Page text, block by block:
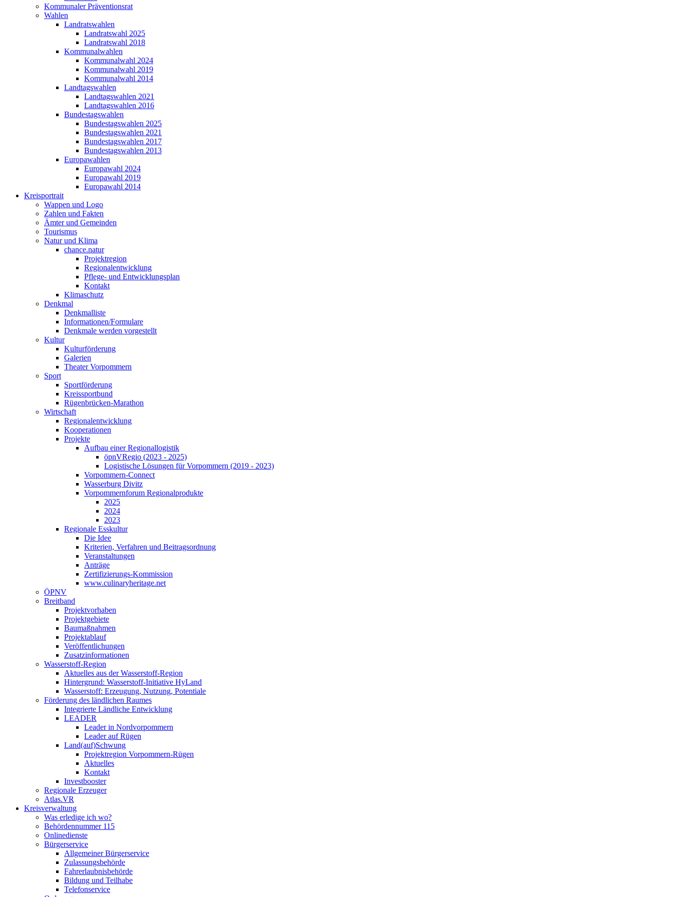
Kommunaler Präventionsrat
Wahlen
Landratswahlen
Landratswahl 2025
Landratswahl 2018
Kommunalwahlen
Kommunalwahl 2024
Kommunalwahl 2019
Kommunalwahl 2014
Landtagswahlen
Landtagswahlen 2021
Landtagswahlen 2016
Bundestagswahlen
Bundestagswahlen 2025
Bundestagswahlen 2021
Bundestagswahlen 2017
Bundestagswahlen 2013
Europawahlen
Europawahl 2024
Europawahl 2019
Europawahl 2014
Kreisportrait
Wappen und Logo
Zahlen und Fakten
Ämter und Gemeinden
Tourismus
Natur und Klima
chance.natur
Projektregion
Regionalentwicklung
Pflege- und Entwicklungsplan
Kontakt
Klimaschutz
Denkmal
Denkmalliste
Informationen/Formulare
Denkmale werden vorgestellt
Kultur
Kulturförderung
Galerien
Theater Vorpommern
Sport
Sportförderung
Kreissportbund
Rügenbrücken-Marathon
Wirtschaft
Regionalentwicklung
Kooperationen
Projekte
Aufbau einer Regionallogistik
öpnVRegio (2023 - 2025)
Logistische Lösungen­ für Vorpommern (2019 - 2023)
Vorpommern-Connect
Wasserburg Divitz
Vorpommernforum Regionalprodukte
2025
2024
2023
Regionale Esskultur
Die Idee
Kriterien, Verfahren und Beitragsordnung
Veranstaltungen
Anträge
Zertifizierungs-Kommission
www.culinaryheritage.net
ÖPNV
Breitband
Projektvorhaben
Projektgebiete
Baumaßnahmen
Projektablauf
Veröffentlichungen
Zusatzinformationen
Wasserstoff-Region
Aktuelles aus der Wasserstoff-Region
Hintergrund: Wasserstoff-Initiative HyLand
Wasserstoff: Erzeugung, Nutzung, Potentiale
Förderung des ländlichen Raumes
Integrierte Ländliche Entwicklung
LEADER
Leader in Nordvorpommern
Leader auf Rügen
Land(auf)Schwung
Projektregion Vorpommern-Rügen
Aktuelles
Kontakt
Investbooster
Regionale Erzeuger
Atlas.VR
Kreisverwaltung
Was erledige ich wo?
Behördennummer 115
Onlinedienste
Bürgerservice
Allgemeiner Bürgerservice
Zulassungsbehörde
Fahrerlaubnisbehörde
Bildung und Teilhabe
Telefonservice